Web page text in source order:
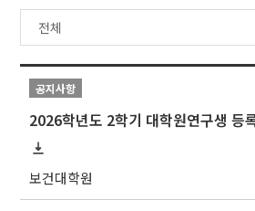
공지사항
2026학년도 2학기 대학원연구생 등
보건대학원